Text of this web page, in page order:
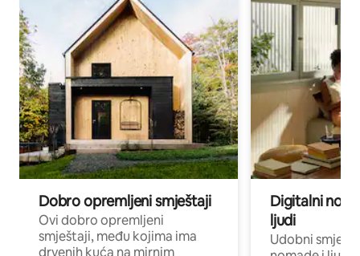
Dobro opremljeni smještaji
Ovi dobro opremljeni
smještaji, među kojima ima
drvenih kuća na mirnim
Digitalni
ljudi
Udobni